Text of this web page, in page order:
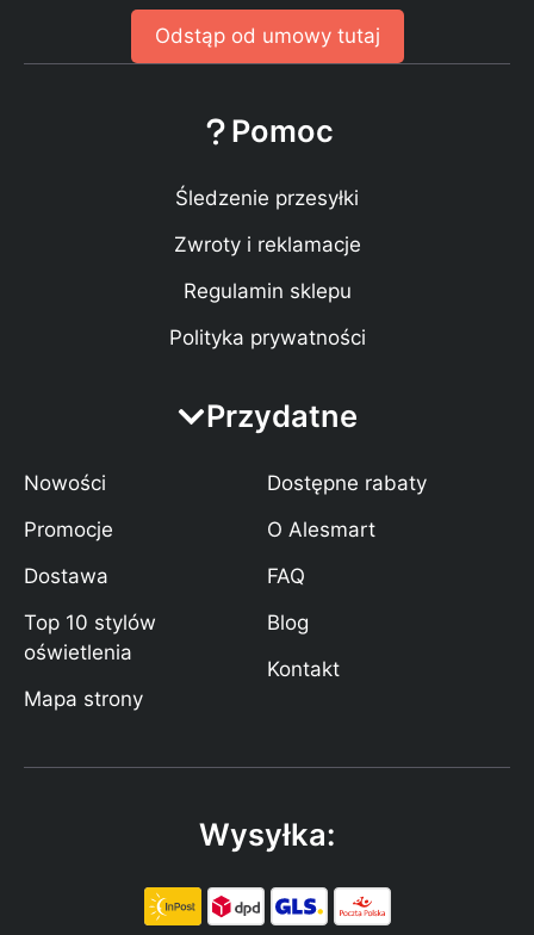
Odstąp od umowy tutaj
Pomoc
Śledzenie przesyłki
Zwroty i reklamacje
Regulamin sklepu
Polityka prywatności
Przydatne
Nowości
Promocje
Dostawa
Top 10 stylów
oświetlenia
Mapa strony
Dostępne rabaty
O Alesmart
FAQ
Blog
Kontakt
Wysyłka: